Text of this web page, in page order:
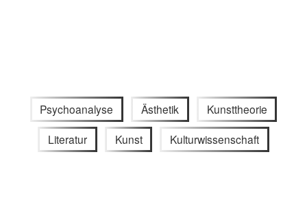
Psychoanalyse Ästhetik Kunsttheorie
Literatur Kunst Kulturwissenschaft